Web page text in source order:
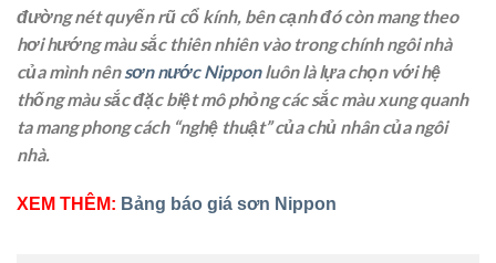
đường nét quyến rũ cổ kính, bên cạnh đó còn mang theo
hơi hướng màu sắc thiên nhiên vào trong chính ngôi nhà
của mình nên sơn nước Nipponluôn là lựa chọn với hệ
thống màu sắc đặc biệt mô phỏng các sắc màu xung quanh
ta mang phong cách “nghệ thuật” của chủ nhân của ngôi
nhà.
XEM THÊM: Bảng báo giá sơn Nippon